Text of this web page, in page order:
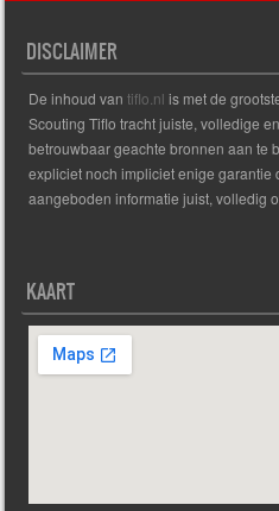
DISCLAIMER
De inhoud vantiflo.nl is met de
Scouting Tiflo tracht juiste, volledige
betrouwbaar geachte bronnen aan te
expliciet noch impliciet enige garantie
aangeboden informatie juist, volledig
KAART